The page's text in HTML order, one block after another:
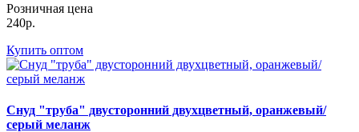
Розничная цена
240р.
Купить оптом
Снуд "труба" двусторонний двухцветный, оранжевый/
серый меланж